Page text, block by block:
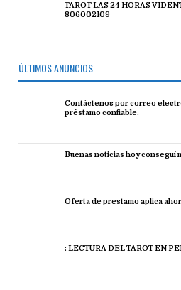
TAROT LAS 24 HORAS
806002109
ÚLTIMOS ANUNCIOS
Contáctenos por correo
préstamo confiable.
Buenas noticias hoy conseguí
Oferta de prestamo aplica
: LECTURA DEL TAROT EN